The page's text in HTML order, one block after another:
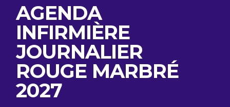
AGENDA
INFIRMIÈRE
JOURNALIER
ROUGE MARBRÉ
2027